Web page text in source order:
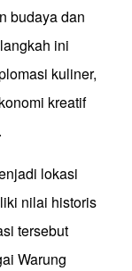
budaya dan
ini
kuliner,
kreatif
lokasi
nilai historis
tersebut
Warung